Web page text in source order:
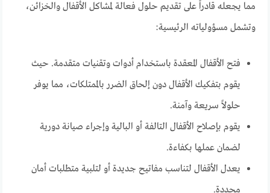
مما يجعله قادراً على تقديم حلول فعالة لمشاكل الأقفال والخزائن،
وتشمل مسؤولياته الرئيسية:
فتح الأقفال المعقدة باستخدام أدوات وتقنيات متقدمة. حيث
يقوم بتفكيك الأقفال دون إلحاق الضرر بالممتلكات، مما يوفر
حلولاً سريعة وآمنة.
يقوم بإصلاح الأقفال التالفة أو البالية وإجراء صيانة دورية
لضمان عملها بكفاءة.
يعدل الأقفال لتناسب مفاتيح جديدة أو لتلبية متطلبات أمان
محددة.